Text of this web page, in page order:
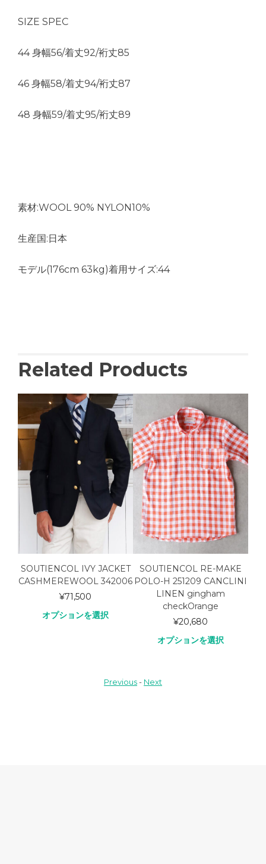
SIZE SPEC
44 身幅56/着丈92/裄丈85
46 身幅58/着丈94/裄丈87
48 身幅59/着丈95/裄丈89
素材:WOOL 90% NYLON10%
生産国:日本
モデル(176cm 63kg)着用サイズ:44
Related Products
SOUTIENCOL IVY JACKET
CASHMEREWOOL 342006
¥71,500
オプションを選択
SOUTIENCOL RE-MAKE
POLO-H 251209 CANCLINI
LINEN gingham
checkOrange
¥20,680
オプションを選択
Previous- Next